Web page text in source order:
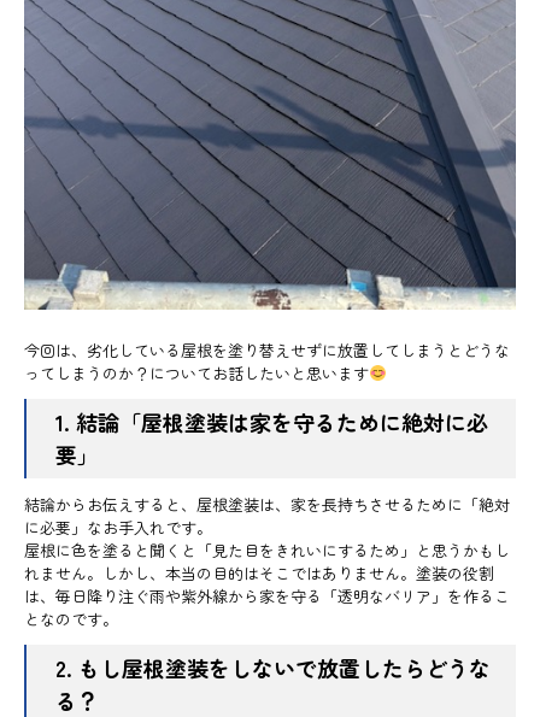
今回は、劣化している屋根を塗り替えせずに放置してしまうとどうな
ってしまうのか？についてお話したいと思います
1. 結論「屋根塗装は家を守るために絶対に必
要」
結論からお伝えすると、屋根塗装は、家を長持ちさせるために「絶対
に必要」なお手入れです。
屋根に色を塗ると聞くと「見た目をきれいにするため」と思うかもし
れません。しかし、本当の目的はそこではありません。塗装の役割
は、毎日降り注ぐ雨や紫外線から家を守る「透明なバリア」を作るこ
となのです。
2. もし屋根塗装をしないで放置したらどうな
る？